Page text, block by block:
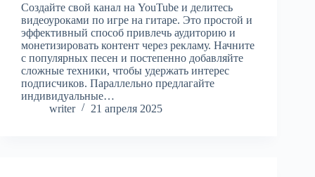
Создайте свой канал на YouTube и делитесь
видеоуроками по игре на гитаре. Это простой и
эффективный способ привлечь аудиторию и
монетизировать контент через рекламу. Начните
с популярных песен и постепенно добавляйте
сложные техники, чтобы удержать интерес
подписчиков. Параллельно предлагайте
индивидуальные…
writer
21 апреля 2025